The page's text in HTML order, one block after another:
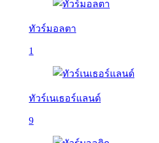
ทัวร์มอลตา
1
ทัวร์เนเธอร์แลนด์
9